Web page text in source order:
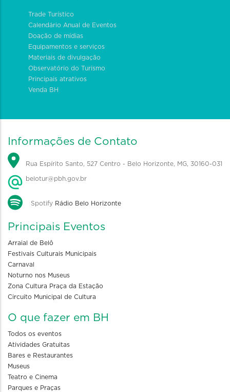
Trade Turístico
Calendário Anual de Eventos
Doação de mídias
Equipamentos e serviços
Materiais de divulgação
Observatório do Turismo
Principais atrativos
Venda BH
Informações de Contato
Rua Espírito Santo, 527 Centro - Belo Horizonte, MG, 30160-031
belotur@pbh.gov.br
Spotify Rádio Belo Horizonte
Principais Eventos
Arraial de Belô
Festivais Culturais Municipais
Carnaval
Noturno nos Museus
Zona Cultura Praça da Estação
Circuito Municipal de Cultura
O que fazer em BH
Todos os eventos
Atividades Gratuitas
Bares e Restaurantes
Museus
Teatro e Cinema
Parques e Praças